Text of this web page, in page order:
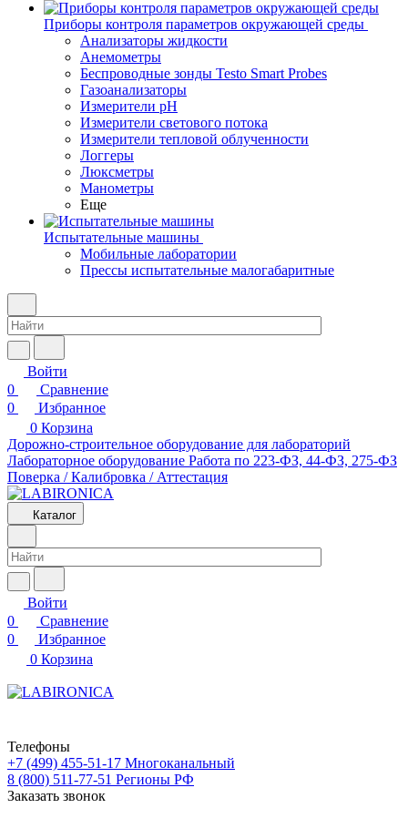
Приборы контроля параметров окружающей среды
Анализаторы жидкости
Анемометры
Беспроводные зонды Testo Smart Probes
Газоанализаторы
Измерители pH
Измерители светового потока
Измерители тепловой облученности
Логгеры
Люксметры
Манометры
Еще
Испытательные машины
Мобильные лаборатории
Прессы испытательные малогабаритные
Войти
0
Сравнение
0
Избранное
0 Корзина
Дорожно-строительное оборудование для лабораторий
Лабораторное оборудование Работа по 223-ФЗ, 44-ФЗ, 275-ФЗ
Поверка / Калибровка / Аттестация
Каталог
Войти
0
Сравнение
0
Избранное
0 Корзина
Телефоны
+7 (499) 455-51-17 Многоканальный
8 (800) 511-77-51 Регионы РФ
Заказать звонок